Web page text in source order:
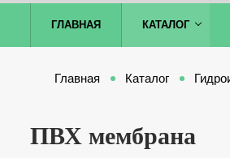
ГЛАВНАЯ КАТАЛОГ
Главная Каталог
ПВХ мембрана